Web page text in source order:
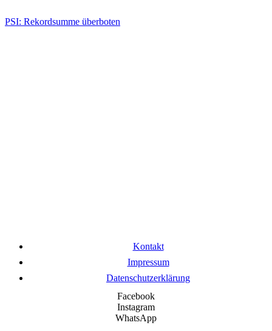
PSI: Rekordsumme überboten
Kontakt
Impressum
Datenschutzerklärung
Facebook
Instagram
WhatsApp